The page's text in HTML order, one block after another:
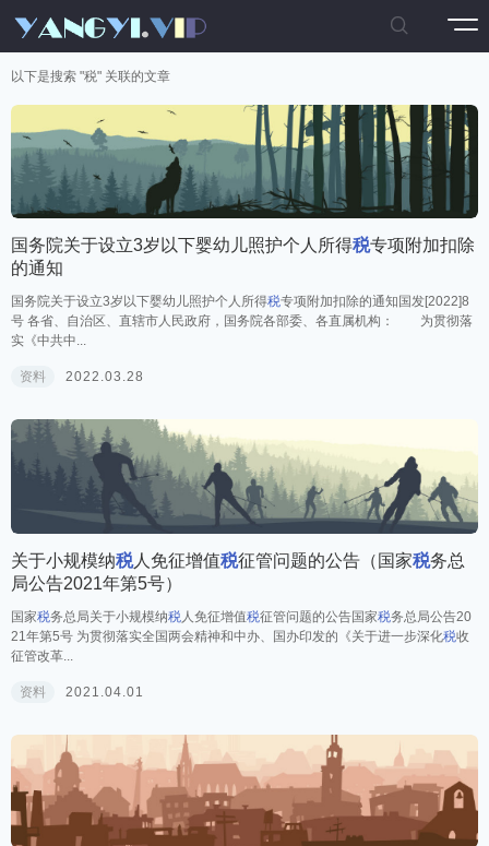

以下是搜索 "税" 关联的文章
国务院关于设立3岁以下婴幼儿照护个人所得税专项附加扣除
的通知
国务院关于设立3岁以下婴幼儿照护个人所得税专项附加扣除的通知国发[2022]8
号 各省、自治区、直辖市人民政府，国务院各部委、各直属机构： 为贯彻落
实《中共中...
资料 2022.03.28
关于小规模纳税人免征增值税征管问题的公告（国家税务总
局公告2021年第5号）
国家税务总局关于小规模纳税 人免征增值税征管问题的公告国家税务总局公告20
21年第5号 为贯彻落实全国两会精神和中办、国办印发的《关于进一步深化税收
征管改革...
资料 2021.04.01